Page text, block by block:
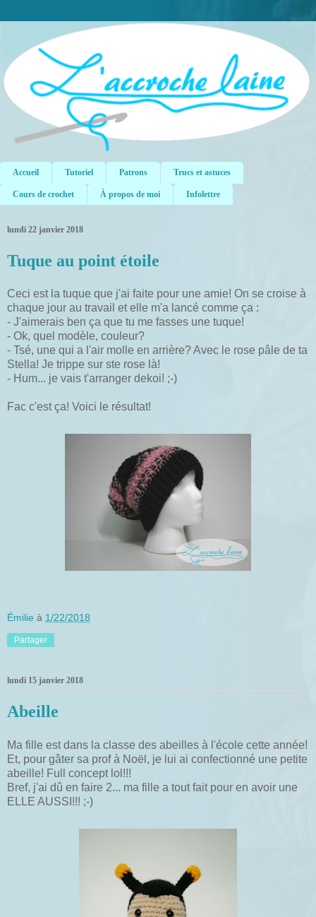
Accueil Tutoriel Patrons Trucs et astuces
Cours de crochet À propos de moi Infolettre
lundi 22 janvier 2018
Tuque au point étoile
Ceci est la tuque que j'ai faite pour une amie! On se croise à
chaque jour au travail et elle m'a lancé comme ça :
- J'aimerais ben ça que tu me fasses une tuque!
- Ok, quel modèle, couleur?
- Tsé, une qui a l'air molle en arrière? Avec le rose pâle de ta
Stella! Je trippe sur ste rose là!
- Hum... je vais t'arranger dekoi! ;-)
Fac c'est ça! Voici le résultat!
Émilie à 1/22/2018
Partager
lundi 15 janvier 2018
Abeille
Ma fille est dans la classe des abeilles à l'école cette année!
Et, pour gâter sa prof à Noël, je lui ai confectionné une petite
abeille! Full concept lol!!!
Bref, j'ai dû en faire 2... ma fille a tout fait pour en avoir une
ELLE AUSSI!!! ;-)